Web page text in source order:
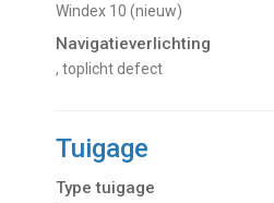
Windex 10 (nieuw)
Navigatieverlichting
, toplicht defect
Tuigage
Type tuigage